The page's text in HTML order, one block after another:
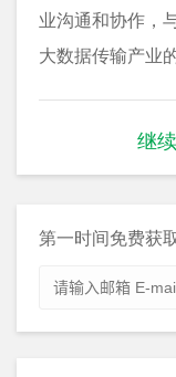
业沟通和协作，
大数据传输产业
继
第一时间免费获